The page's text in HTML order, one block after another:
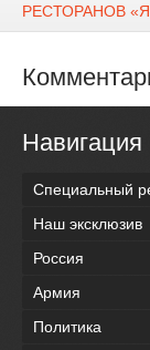
РЕСТОРАНОВ
Навигация
Специальный
Наш эксклюзив
Россия
Армия
Политика